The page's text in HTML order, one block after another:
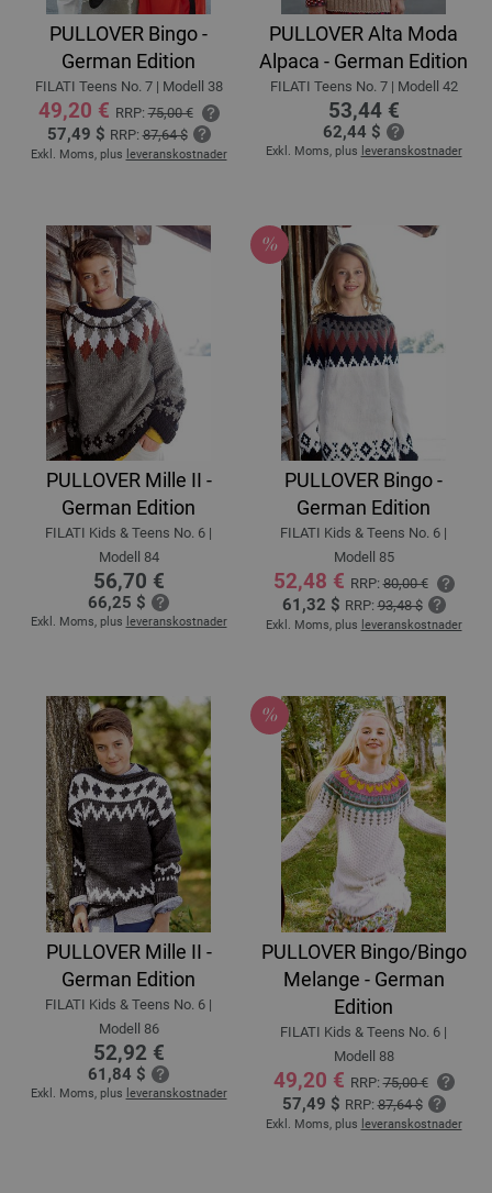
PULLOVER Bingo -
German Edition
FILATI Teens No. 7 | Modell 38
49,20 € RRP:75,00 €
57,49 $ RRP:87,64 $
Exkl. Moms, plus leveranskostnader
PULLOVER Alta Moda
Alpaca - German Edition
FILATI Teens No. 7 | Modell 42
53,44 €
62,44 $
Exkl. Moms, plus leveranskostnader
PULLOVER Mille II -
German Edition
FILATI Kids & Teens No. 6 |
Modell 84
56,70 €
66,25 $
Exkl. Moms, plus leveranskostnader
PULLOVER Bingo -
German Edition
FILATI Kids & Teens No. 6 |
Modell 85
52,48 € RRP:80,00 €
61,32 $ RRP:93,48 $
Exkl. Moms, plus leveranskostnader
PULLOVER Mille II -
German Edition
FILATI Kids & Teens No. 6 |
Modell 86
52,92 €
61,84 $
Exkl. Moms, plus leveranskostnader
PULLOVER Bingo/Bingo
Melange - German
Edition
FILATI Kids & Teens No. 6 |
Modell 88
49,20 € RRP:75,00 €
57,49 $ RRP:87,64 $
Exkl. Moms, plus leveranskostnader